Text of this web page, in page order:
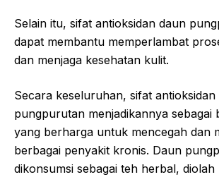
Selain itu, sifat antioksidan daun
dapat membantu memperlambat
dan menjaga kesehatan kulit.
Secara keseluruhan, sifat antioksidan
pungpurutan menjadikannya sebagai
yang berharga untuk mencegah dan
berbagai penyakit kronis. Daun
dikonsumsi sebagai teh herbal, diolah